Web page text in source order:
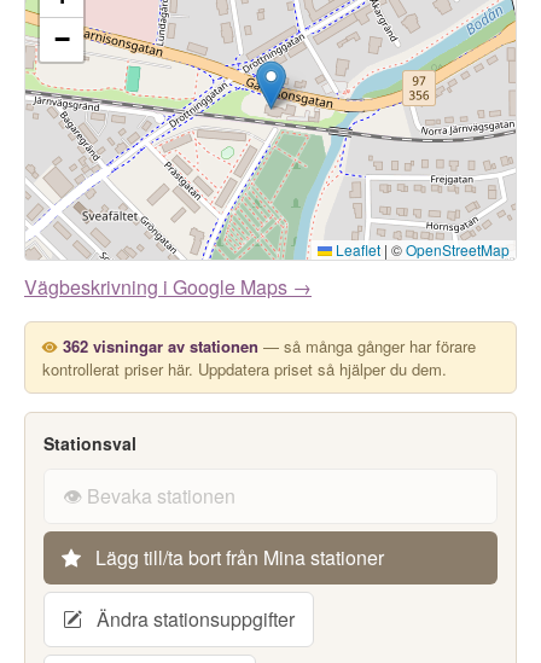
−
Leaflet | ©OpenStreetMap
Vägbeskrivning i Google Maps →
362 visningar av stationen — så många gånger har förare
kontrollerat priser här. Uppdatera priset så hjälper du dem.
Stationsval
👁️ Bevaka stationen
Lägg till/ta bort från Mina stationer
Ändra stationsuppgifter